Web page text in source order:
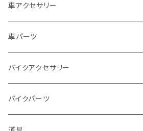
ドゥカティ - Ducati
トライアンフ
アプリリア - APRILIA
ハーレーダビッドソン - Harley-Davidson
KTM
スズキ
マツダ
ミツビシ
ダイハツ
スバル
ホンダ
スズキ
マツダ
ミツビシ
ダイハツ
車アクセサリー
トヨタ
日産
ホンダ
スズキ
車パーツ
ボンネット
ルーフ
ピラー
バイクアクセサリー
ホンダ
ヤマハ
バイクパーツ
排気系